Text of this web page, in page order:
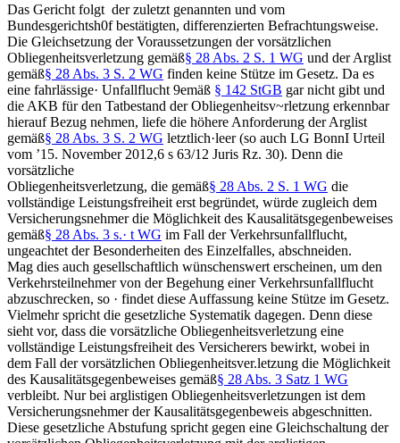
Das Gericht folgt der zuletzt genannten und vom
Bundesgerichtsh0f bestätigten, differenzierten Befrachtungsweise.
Die Gleichsetzung der Voraussetzungen der vorsätzlichen
Obliegenheitsverletzung gemäß§ 28 Abs. 2 S. 1 WG und der Arglist
gemäß§ 28 Abs. 3 S. 2 WG finden keine Stütze im Gesetz. Da es
eine fahrlässige· Unfallflucht 9emäß § 142 StGB gar nicht gibt und
die AKB für den Tatbestand der Obliegenheitsv~rletzung erkennbar
hierauf Bezug nehmen, liefe die höhere Anforderung der Arglist
gemäß§ 28 Abs. 3 S. 2 WG letztlich·leer (so auch LG BonnI Urteil
vom ’15. November 2012,6 s 63/12 Juris Rz. 30). Denn die
vorsätzliche
Obliegenheitsverletzung, die gemäß§ 28 Abs. 2 S. 1 WG die
vollständige Leistungsfreiheit erst begründet, würde zugleich dem
Versicherungsnehmer die Möglichkeit des Kausalitätsgegenbeweises
gemäß§ 28 Abs. 3 s.· t WG im Fall der Verkehrsunfallflucht,
ungeachtet der Besonderheiten des Einzelfalles, abschneiden.
Mag dies auch gesellschaftlich wünschenswert erscheinen, um den
Verkehrsteilnehmer von der Begehung einer Verkehrsunfallflucht
abzuschrecken, so · findet diese Auffassung keine Stütze im Gesetz.
Vielmehr spricht die gesetzliche Systematik dagegen. Denn diese
sieht vor, dass die vorsätzliche Obliegenheitsverletzung eine
vollständige Leistungsfreiheit des Versicherers bewirkt, wobei in
dem Fall der vorsätzlichen Obliegenheitsver.letzung die Möglichkeit
des Kausalitätsgegenbeweises gemäß§ 28 Abs. 3 Satz 1 WG
verbleibt. Nur bei arglistigen Obliegenheitsverletzungen ist dem
Versicherungsnehmer der Kausalitätsgegenbeweis abgeschnitten.
Diese gesetzliche Abstufung spricht gegen eine Gleichschaltung der